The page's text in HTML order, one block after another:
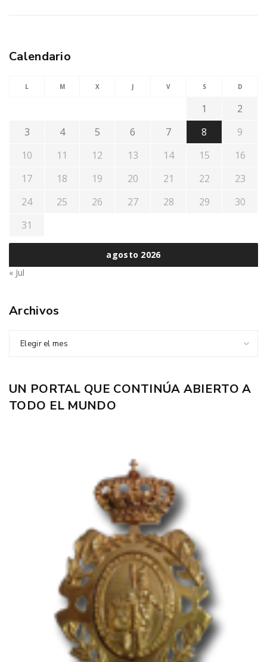
Calendario
agosto 2026
L M X J V S D
1
2
3
4 5 6 7 8
9
10
11 12 13 14 15
16
17
18 19 20 21 22
23
24
25 26 27 28 29
30
31
« Jul
Archivos
Elegir el mes
UN PORTAL QUE CONTINÚA ABIERTO A
TODO EL MUNDO